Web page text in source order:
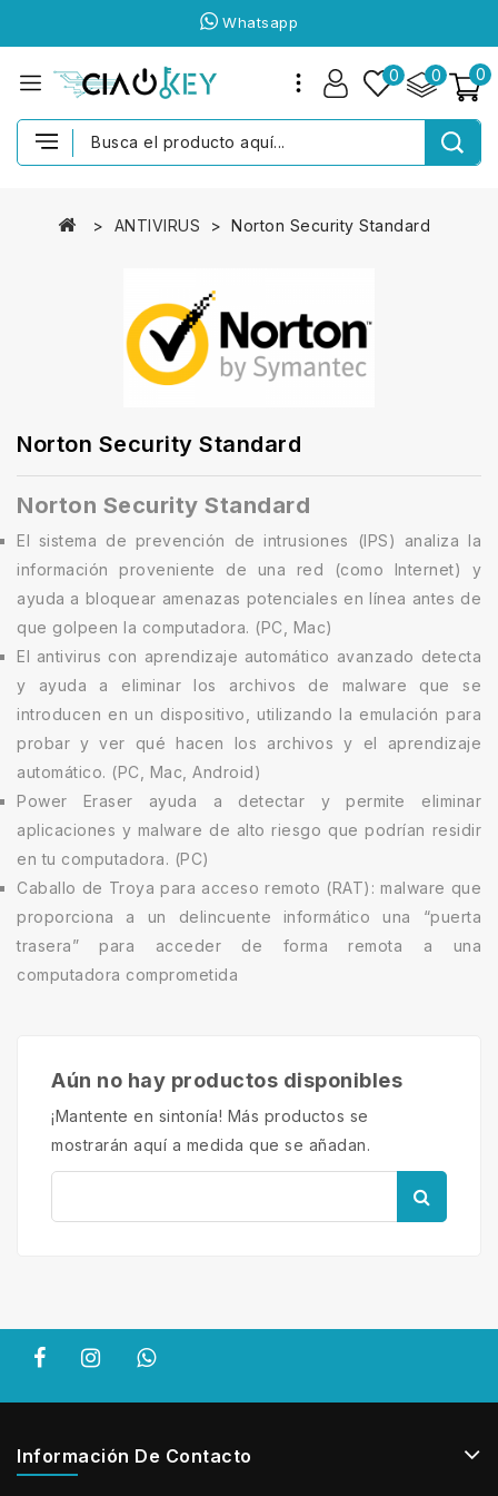
Whatsapp
0
0
0
ANTIVIRUS Norton Security Standard
Norton Security Standard
Norton Security Standard
El sistema de prevención de intrusiones (IPS) analiza la
información proveniente de una red (como Internet) y
ayuda a bloquear amenazas potenciales en línea antes de
que golpeen la computadora. (PC, Mac)
El antivirus con aprendizaje automático avanzado detecta
y ayuda a eliminar los archivos de malware que se
introducen en un dispositivo, utilizando la emulación para
probar y ver qué hacen los archivos y el aprendizaje
automático. (PC, Mac, Android)
Power Eraser ayuda a detectar y permite eliminar
aplicaciones y malware de alto riesgo que podrían residir
en tu computadora. (PC)
Caballo de Troya para acceso remoto (RAT): malware que
proporciona a un delincuente informático una “puerta
trasera” para acceder de forma remota a una
computadora comprometida
Aún no hay productos disponibles
¡Mantente en sintonía! Más productos se
mostrarán aquí a medida que se añadan.
Información De Contacto